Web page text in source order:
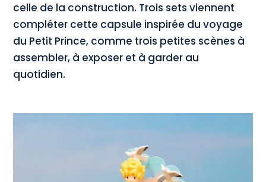
celle de la construction. Trois sets viennent
compléter cette capsule inspirée du voyage
du Petit Prince, comme trois petites scènes à
assembler, à exposer et à garder au
quotidien.